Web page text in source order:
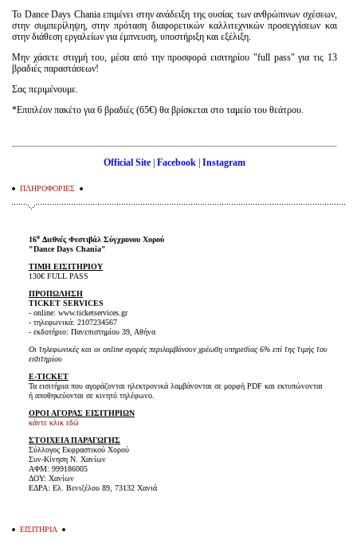
Το Dance Days Chania επιμένει στην ανάδειξη της ουσίας των ανθρώπινων σχέσεων,
στην συμπερίληψη, στην πρόταση διαφορετικών καλλιτεχνικών προσεγγίσεων και
στην διάθεση εργαλείων για έμπνευση, υποστήριξη και εξέλιξη.
Μην χάσετε στιγμή του, μέσα από την προσφορά εισιτηρίου "full pass" για τις 13
βραδιές παραστάσεων!
Σας περιμένουμε.
*Επιπλέον πακέτο για 6 βραδιές (65€) θα βρίσκεται στο ταμείο του θεάτρου.
Official Site | Facebook | Instagram
ΠΛΗΡΟΦΟΡΙΕΣ
16οΔιεθνές Φεστιβάλ Σύγχρονου Χορού
"Dance Days Chania"
ΤΙΜH ΕΙΣΙΤΗΡΙΟΥ
130€ FULL PASS
ΠΡΟΠΩΛΗΣΗ
TICKET SERVICES
- online: www.ticketservices.gr
- τηλεφωνικά: 2107234567
- εκδοτήριο: Πανεπιστημίου 39, Αθήνα
Οι τηλεφωνικές και οι online αγορές περιλαμβάνουν χρέωση υπηρεσίας 6% επί της τιμής του
εισιτηρίου
E-TICKET
Τα εισιτήρια που αγοράζονται ηλεκτρονικά λαμβάνονται σε μορφή PDF και εκτυπώνονται
ή αποθηκεύονται σε κινητό τηλέφωνο.
ΟΡΟΙ ΑΓΟΡΑΣ ΕΙΣΙΤΗΡΙΩΝ
κάντε κλικ εδώ
ΣΤΟΙΧΕΙΑ ΠΑΡΑΓΩΓΗΣ
Σύλλογος Εκφραστικού Χορού
Συν-Κίνηση Ν. Χανίων
ΑΦΜ: 999186005
ΔΟΥ: Χανίων
ΕΔΡΑ: Ελ. Βενιζέλου 89, 73132 Χανιά
ΕΙΣΙΤΗΡΙΑ